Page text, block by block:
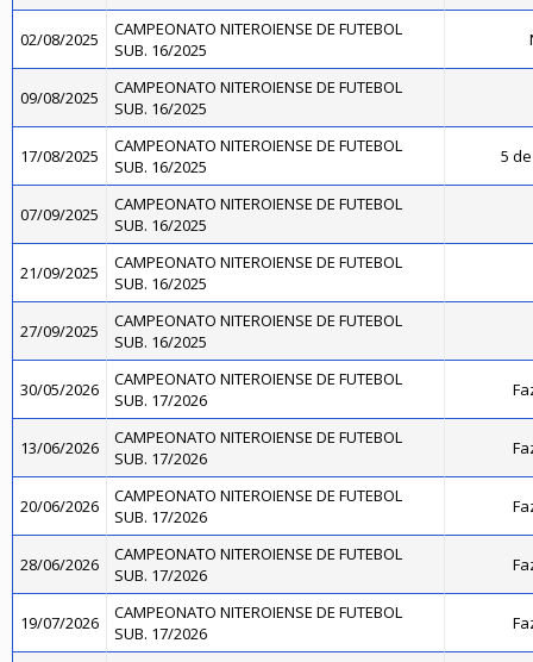
02/08/2025
CAMPEONATO NITEROIENSE DE FUTEBOL
SUB. 16/2025
09/08/2025
CAMPEONATO NITEROIENSE DE FUTEBOL
SUB. 16/2025
17/08/2025
CAMPEONATO NITEROIENSE DE FUTEBOL
SUB. 16/2025
5
07/09/2025
CAMPEONATO NITEROIENSE DE FUTEBOL
SUB. 16/2025
21/09/2025
CAMPEONATO NITEROIENSE DE FUTEBOL
SUB. 16/2025
27/09/2025
CAMPEONATO NITEROIENSE DE FUTEBOL
SUB. 16/2025
30/05/2026
CAMPEONATO NITEROIENSE DE FUTEBOL
SUB. 17/2026
13/06/2026
CAMPEONATO NITEROIENSE DE FUTEBOL
SUB. 17/2026
20/06/2026
CAMPEONATO NITEROIENSE DE FUTEBOL
SUB. 17/2026
28/06/2026
CAMPEONATO NITEROIENSE DE FUTEBOL
SUB. 17/2026
19/07/2026
CAMPEONATO NITEROIENSE DE FUTEBOL
SUB. 17/2026